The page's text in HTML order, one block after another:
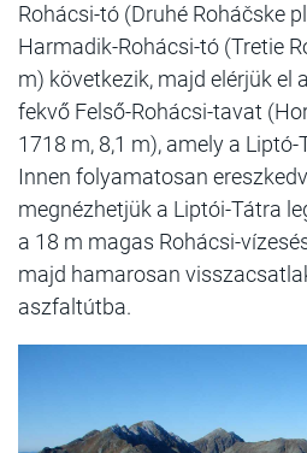
Rohácsi-tó (Druhé Roháčske
Harmadik-Rohácsi-tó (Tretie
m) következik, majd elérjük el
fekvő Felső-Rohácsi-tavat
1718 m, 8,1 m), amely a
Innen folyamatosan
megnézhetjük a Liptói-Tátra
a 18 m magas Rohácsi-
majd hamarosan
aszfaltútba.